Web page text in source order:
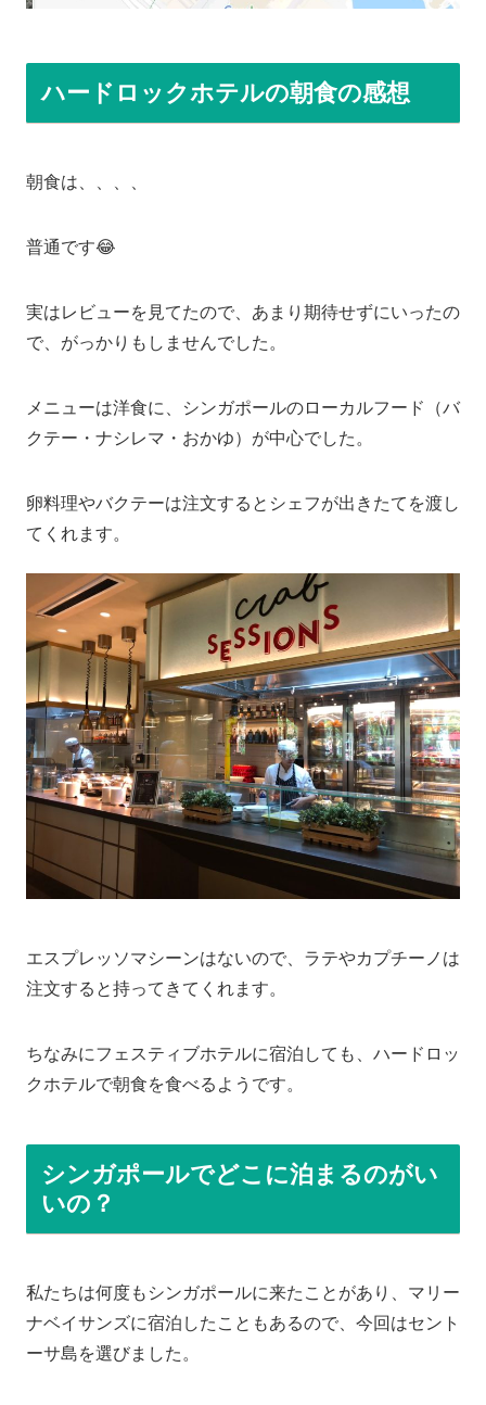
ハードロックホテルの朝食の感想
朝食は、、、、
普通です😂
実はレビューを見てたので、あまり期待せずにいったの
で、がっかりもしませんでした。
メニューは洋食に、シンガポールのローカルフード（バ
クテー・ナシレマ・おかゆ）が中心でした。
卵料理やバクテーは注文するとシェフが出きたてを渡し
てくれます。
エスプレッソマシーンはないので、ラテやカプチーノは
注文すると持ってきてくれます。
ちなみにフェスティブホテルに宿泊しても、ハードロッ
クホテルで朝食を食べるようです。
シンガポールでどこに泊まるのがい
いの？
私たちは何度もシンガポールに来たことがあり、マリー
ナベイサンズに宿泊したこともあるので、今回はセント
ーサ島を選びました。